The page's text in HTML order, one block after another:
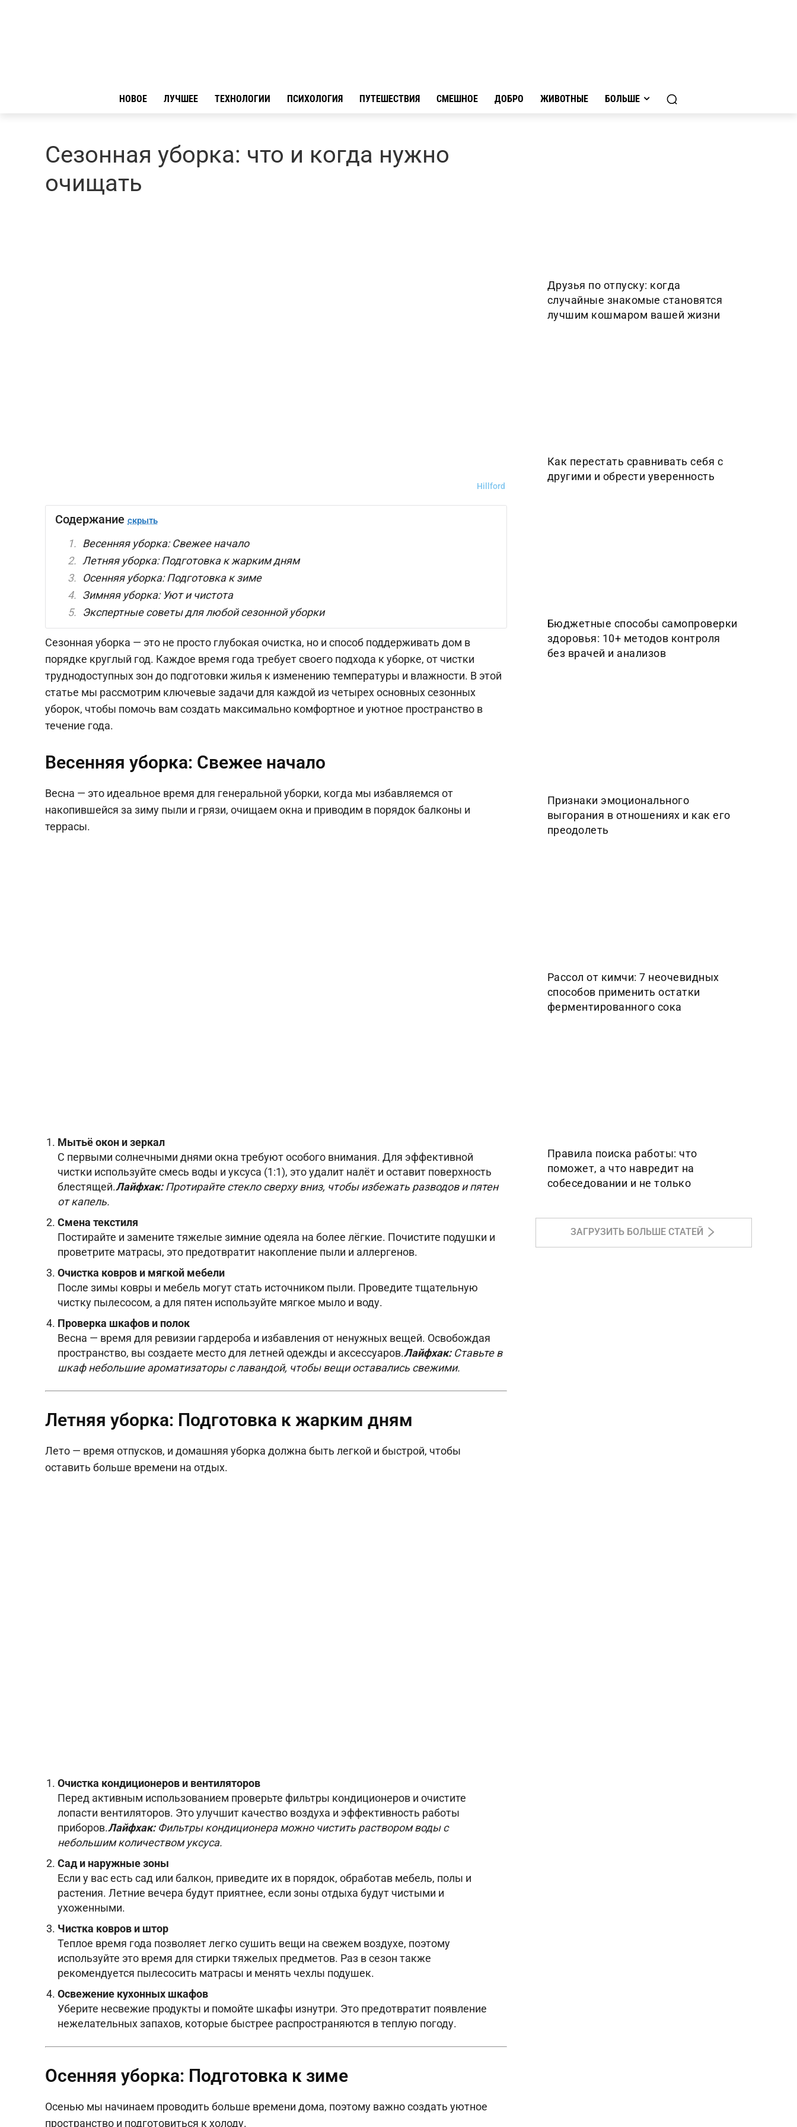
НОВОЕ ЛУЧШЕЕ ТЕХНОЛОГИИ ПСИХОЛОГИЯ ПУТЕШЕСТВИЯ СМЕШНОЕ ДОБРО ЖИВОТНЫЕ БОЛЬШЕ
Сезонная уборка: что и когда нужно
очищать
Hillford
Содержание скрыть
Весенняя уборка: Свежее начало
Летняя уборка: Подготовка к жарким дням
Осенняя уборка: Подготовка к зиме
Зимняя уборка: Уют и чистота
Экспертные советы для любой сезонной уборки
Сезонная уборка — это не просто глубокая очистка, но и способ поддерживать дом в
порядке круглый год. Каждое время года требует своего подхода к уборке, от чистки
труднодоступных зон до подготовки жилья к изменению температуры и влажности. В этой
статье мы рассмотрим ключевые задачи для каждой из четырех основных сезонных
уборок, чтобы помочь вам создать максимально комфортное и уютное пространство в
течение года.
Весенняя уборка: Свежее начало
Весна — это идеальное время для генеральной уборки, когда мы избавляемся от
накопившейся за зиму пыли и грязи, очищаем окна и приводим в порядок балконы и
террасы.
Мытьё окон и зеркал
С первыми солнечными днями окна требуют особого внимания. Для эффективной
чистки используйте смесь воды и уксуса (1:1), это удалит налёт и оставит поверхность
блестящей.Лайфхак:Протирайте стекло сверху вниз, чтобы избежать разводов и пятен
от капель.
Смена текстиля
Постирайте и замените тяжелые зимние одеяла на более лёгкие. Почистите подушки и
проветрите матрасы, это предотвратит накопление пыли и аллергенов.
Очистка ковров и мягкой мебели
После зимы ковры и мебель могут стать источником пыли. Проведите тщательную
чистку пылесосом, а для пятен используйте мягкое мыло и воду.
Проверка шкафов и полок
Весна — время для ревизии гардероба и избавления от ненужных вещей. Освобождая
пространство, вы создаете место для летней одежды и аксессуаров.Лайфхак:Ставьте в
шкаф небольшие ароматизаторы с лавандой, чтобы вещи оставались свежими.
Летняя уборка: Подготовка к жарким дням
Лето — время отпусков, и домашняя уборка должна быть легкой и быстрой, чтобы
оставить больше времени на отдых.
Очистка кондиционеров и вентиляторов
Перед активным использованием проверьте фильтры кондиционеров и очистите
лопасти вентиляторов. Это улучшит качество воздуха и эффективность работы
приборов.Лайфхак:Фильтры кондиционера можно чистить раствором воды с
небольшим количеством уксуса.
Сад и наружные зоны
Если у вас есть сад или балкон, приведите их в порядок, обработав мебель, полы и
растения. Летние вечера будут приятнее, если зоны отдыха будут чистыми и
ухоженными.
Чистка ковров и штор
Теплое время года позволяет легко сушить вещи на свежем воздухе, поэтому
используйте это время для стирки тяжелых предметов. Раз в сезон также
рекомендуется пылесосить матрасы и менять чехлы подушек.
Освежение кухонных шкафов
Уберите несвежие продукты и помойте шкафы изнутри. Это предотвратит появление
нежелательных запахов, которые быстрее распространяются в теплую погоду.
Осенняя уборка: Подготовка к зиме
Осенью мы начинаем проводить больше времени дома, поэтому важно создать уютное
пространство и подготовиться к холоду.
Друзья по отпуску: когда
случайные знакомые становятся
лучшим кошмаром вашей жизни
Как перестать сравнивать себя с
другими и обрести уверенность
Бюджетные способы самопроверки
здоровья: 10+ методов контроля
без врачей и анализов
Признаки эмоционального
выгорания в отношениях и как его
преодолеть
Рассол от кимчи: 7 неочевидных
способов применить остатки
ферментированного сока
Правила поиска работы: что
поможет, а что навредит на
собеседовании и не только
ЗАГРУЗИТЬ БОЛЬШЕ СТАТЕЙ